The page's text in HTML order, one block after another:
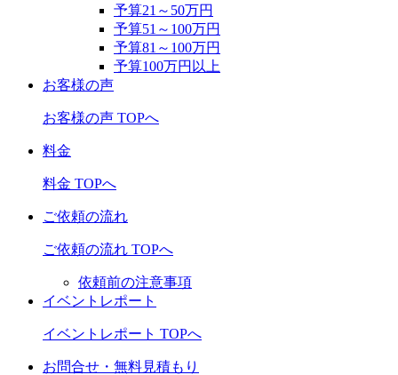
予算21～50万円
予算51～100万円
予算81～100万円
予算100万円以上
お客様の声
お客様の声 TOPへ
料金
料金 TOPへ
ご依頼の流れ
ご依頼の流れ TOPへ
依頼前の注意事項
イベントレポート
イベントレポート TOPへ
お問合せ・無料見積もり